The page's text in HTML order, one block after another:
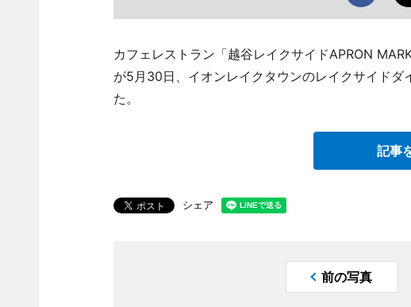
カフェレストラン「越谷レイクサイドAPRON
が5月30日、イオンレイクタウンのレイクサイド
た。
記事
シェア
前の写真